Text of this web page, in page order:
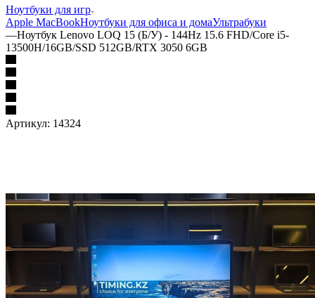
Ноутбуки для игр
Apple MacBookНоутбуки для офиса и домаУльтрабуки
—Ноутбук Lenovo LOQ 15 (Б/У) - 144Hz 15.6 FHD/Core i5-
13500H/16GB/SSD 512GB/RTX 3050 6GB
Артикул: 14324